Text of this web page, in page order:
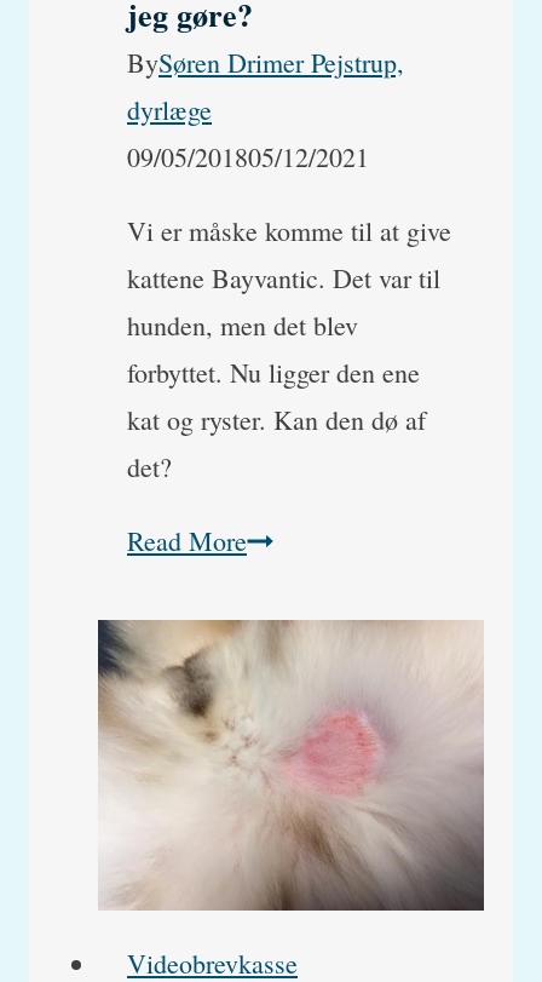
jeg gøre?
BySøren Drimer Pejstrup,
dyrlæge
09/05/201805/12/2021
Vi er måske komme til at give
kattene Bayvantic. Det var til
hunden, men det blev
forbyttet. Nu ligger den ene
kat og ryster. Kan den dø af
det?
Read MoreMine
har
fået
Bayvantic.
Hvad
skal
jeg
gøre?
Videobrevkasse